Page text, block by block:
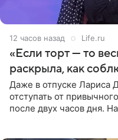
12 часов назад Life.ru
«Если торт — то
раскрыла, как
Даже в отпуске Лариса
отступать от
после двух часов дня.